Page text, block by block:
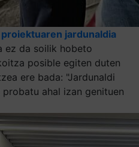
proiektuaren jardunaldia
ez da soilik hobeto
posible egiten duten
ere bada: "Jardunaldi
ahal izan genituen